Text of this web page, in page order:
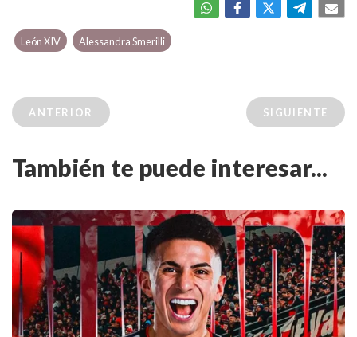
León XIV Alessandra Smerilli
ANTERIOR SIGUIENTE
También te puede interesar...